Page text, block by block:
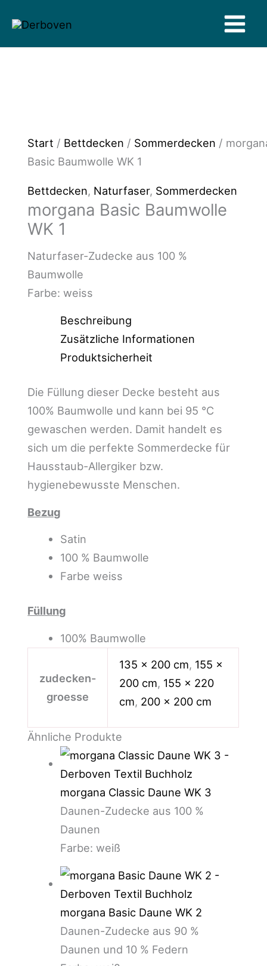
Inhalt
springen
Start / Bettdecken / Sommerdecken /
Basic Baumwolle WK 1
Bettdecken, Naturfaser, Sommerdecken
morgana Basic Baumwolle
WK 1
Naturfaser-Zudecke aus 100 %
Baumwolle
Farbe: weiss
Beschreibung
Zusätzliche Informationen
Produktsicherheit
Die Füllung dieser Decke besteht aus
100% Baumwolle und kann bei 95 °C
gewaschen werden. Damit handelt es
sich um die perfekte Sommerdecke für
Hausstaub-Allergiker bzw.
hygienebewusste Menschen.
Bezug
Satin
100 % Baumwolle
Farbe weiss
Füllung
100% Baumwolle
zudecken-
groesse
135 x 200 cm, 155 x
200 cm, 155 x 220
cm, 200 x 200 cm
Ähnliche Produkte
morgana Classic Daune WK 3
Daunen-Zudecke aus 100 %
Daunen
Farbe: weiß
morgana Basic Daune WK 2
Daunen-Zudecke aus 90 %
Daunen und 10 % Federn